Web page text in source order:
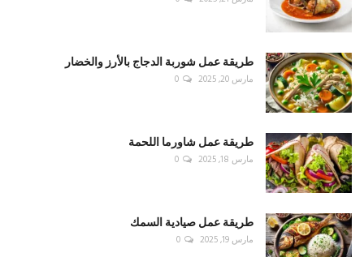
طريقة عمل شوربة الدجاج بالأرز والخضار
مارس 20, 2025 0
طريقة عمل شاورما اللحمة
مارس 18, 2025 0
طريقة عمل صيادية السمك
مارس 19, 2025 0